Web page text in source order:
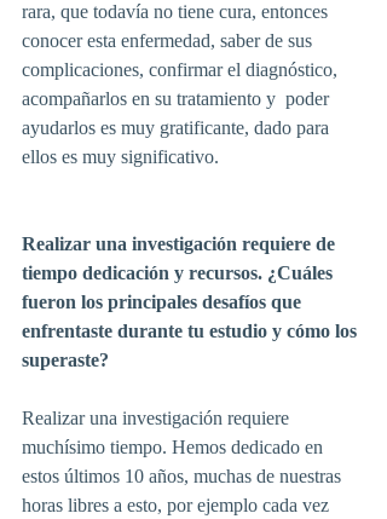
rara, que todavía no tiene cura, entonces
conocer esta enfermedad, saber de sus
complicaciones, confirmar el diagnóstico,
acompañarlos en su tratamiento y  poder
ayudarlos es muy gratificante, dado para
ellos es muy significativo.
Realizar una investigación requiere de
tiempo dedicación y recursos. ¿Cuáles
fueron los principales desafíos que
enfrentaste durante tu estudio y cómo los
superaste?
Realizar una investigación requiere
muchísimo tiempo. Hemos dedicado en
estos últimos 10 años, muchas de nuestras
horas libres a esto, por ejemplo cada vez